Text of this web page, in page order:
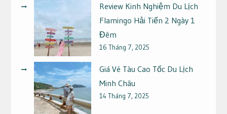
Review Kinh Nghiệm Du Lịch
Flamingo Hải Tiến 2 Ngày 1
Đêm
16 Tháng 7, 2025
Giá Vé Tàu Cao Tốc Du Lịch
Minh Châu
14 Tháng 7, 2025